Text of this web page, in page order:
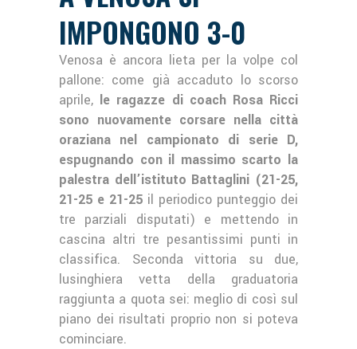
IMPONGONO 3-0
Venosa è ancora lieta per la volpe col
pallone: come già accaduto lo scorso
aprile, le ragazze di coach Rosa Ricci
sono nuovamente corsare nella città
oraziana nel campionato di serie D,
espugnando con il massimo scarto la
palestra dell’istituto Battaglini (21-25,
21-25 e 21-25 il periodico punteggio dei
tre parziali disputati) e mettendo in
cascina altri tre pesantissimi punti in
classifica. Seconda vittoria su due,
lusinghiera vetta della graduatoria
raggiunta a quota sei: meglio di così sul
piano dei risultati proprio non si poteva
cominciare.